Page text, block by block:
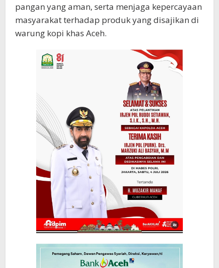
pangan yang aman, serta menjaga kepercayaan
masyarakat terhadap produk yang disajikan di
warung kopi khas Aceh.